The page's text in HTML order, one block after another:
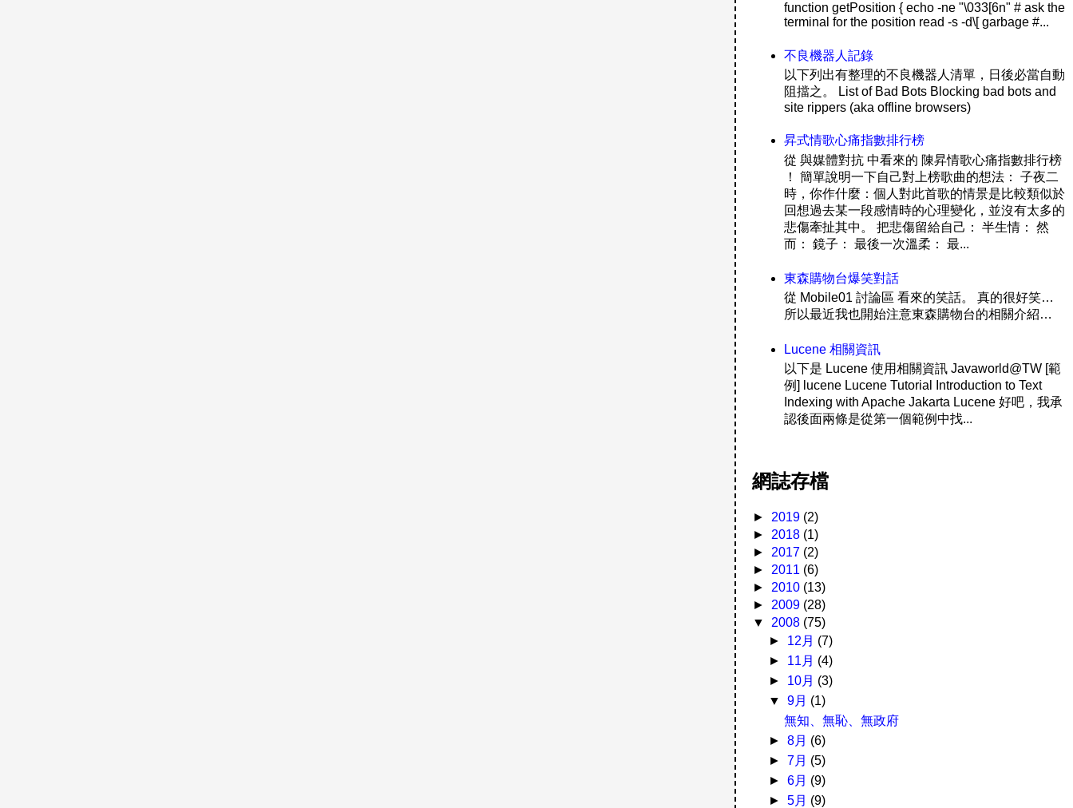
function getPosition { echo -ne "\033[6n" # ask the
terminal for the position read -s -d\[ garbage #...
不良機器人記錄
以下列出有整理的不良機器人清單，日後必當自動
阻擋之。 List of Bad Bots Blocking bad bots and
site rippers (aka offline browsers)
昇式情歌心痛指數排行榜
從 與媒體對抗 中看來的 陳昇情歌心痛指數排行榜
！ 簡單說明一下自己對上榜歌曲的想法： 子夜二
時，你作什麼：個人對此首歌的情景是比較類似於
回想過去某一段感情時的心理變化，並沒有太多的
悲傷牽扯其中。 把悲傷留給自己： 半生情： 然
而： 鏡子： 最後一次溫柔： 最...
東森購物台爆笑對話
從 Mobile01 討論區 看來的笑話。 真的很好笑…
所以最近我也開始注意東森購物台的相關介紹…
Lucene 相關資訊
以下是 Lucene 使用相關資訊 Javaworld@TW [範
例] lucene Lucene Tutorial Introduction to Text
Indexing with Apache Jakarta Lucene 好吧，我承
認後面兩條是從第一個範例中找...
網誌存檔
► 2019 (2)
► 2018 (1)
► 2017 (2)
► 2011 (6)
► 2010 (13)
► 2009 (28)
▼ 2008 (75)
► 12月 (7)
► 11月 (4)
► 10月 (3)
▼ 9月 (1)
無知、無恥、無政府
► 8月 (6)
► 7月 (5)
► 6月 (9)
► 5月 (9)